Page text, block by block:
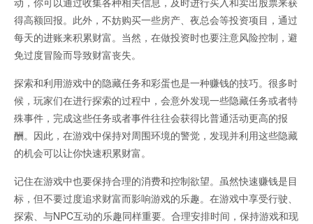
得高额回报。此外，不妨购买一些房产、夜总会等投资项目，通过
每天的进账来积累财富。当然，在做投资时也要注意风险控制，避
免过度冒险而导致财富丧失。
探索和利用游戏中的隐藏任务和彩蛋也是一种赚钱的技巧。很多时
候，玩家们在进行探索的过程中，会意外发现一些隐藏任务或者特
殊事件，完成这些任务或者事件往往会获得比普通活动更高的报
酬。因此，在游戏中保持对周围环境的警觉，发现并利用这些隐藏
的机会可以让你快速积累财富。
记住在游戏中也要保持合理的消费和控制欲望。虽然快速赚钱是目
标，但不要过度追求财富而影响游戏的乐趣。在游戏中享受行驶、
探索、与NPC互动的乐趣同样重要。合理安排时间，保持游戏和现